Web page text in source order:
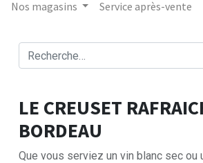
Nos magasins Service après-vente
LE CREUSET
BORDEAU
Que vous serviez un vin blanc sec